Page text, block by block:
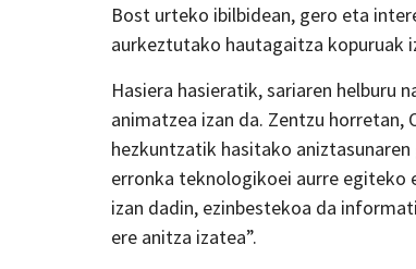
Bost urteko ibilbidean, gero eta
aurkeztutako hautagaitza kopuruak
Hasiera hasieratik, sariaren helburu
animatzea izan da. Zentzu
hezkuntzatik hasitako
erronka teknologikoei aurre egiteko
izan dadin, ezinbestekoa da
ere anitza izatea”.